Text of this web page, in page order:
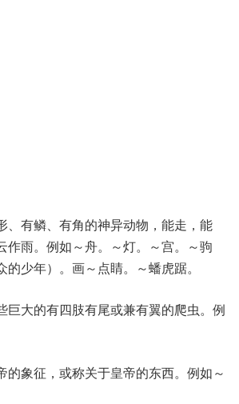
有鳞、有角的神异动物，能走，能
作雨。例如～舟。～灯。～宫。～驹
的少年）。画～点睛。～蟠虎踞。
大的有四肢有尾或兼有翼的爬虫。例
象征，或称关于皇帝的东西。例如～